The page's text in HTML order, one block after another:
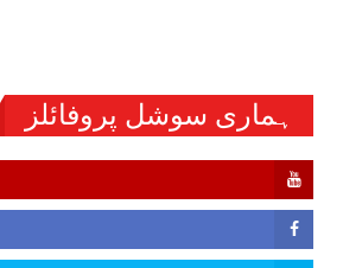
ہماری سوشل پروفائلز